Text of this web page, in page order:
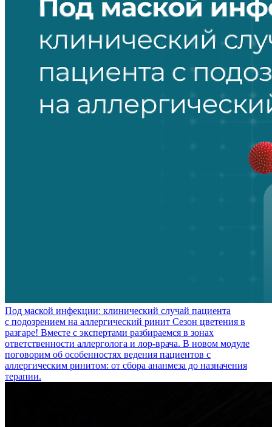
Под маской инфекции: клинический случай пациента
с подозрением на аллергический ринит Сезон цветения в
разгаре! Вместе с экспертами разбираемся в зонах
ответственности аллерголога и лор-врача. В новом модуле
поговорим об особенностях ведения пациентов с
аллергическим ринитом: от сбора ананмеза до назначения
терапии.